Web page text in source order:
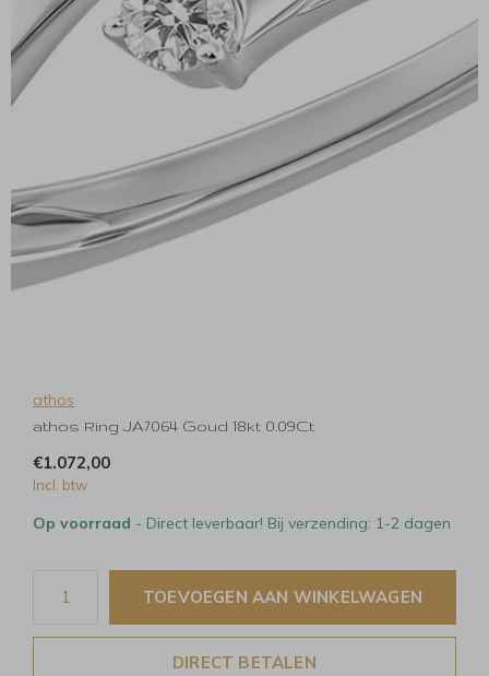
athos
athos Ring JA7064 Goud 18kt 0.09Ct
€1.072,00
Incl. btw
Op voorraad - Direct leverbaar! Bij verzending: 1-2 dagen
TOEVOEGEN AAN WINKELWAGEN
DIRECT BETALEN